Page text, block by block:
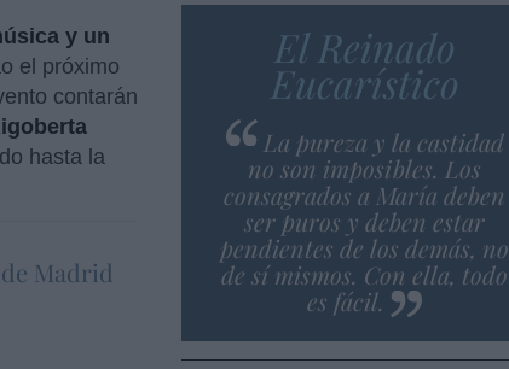
y un
el próximo
contarán
hasta la
Madrid
El Reinado
Eucarístico
La pureza y la castidad
no son imposibles. Los
consagrados a María deben
ser puros y deben estar
pendientes de los demás, no
de sí mismos. Con ella, todo
es fácil.